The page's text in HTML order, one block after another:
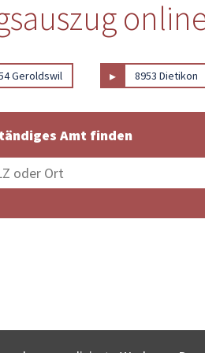
Geroldswil ▸ 8953 Dietikon
Amt finden